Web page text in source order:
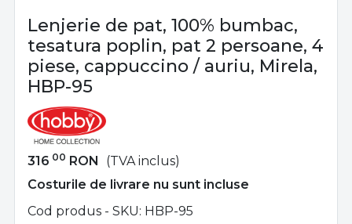
Lenjerie de pat, 100% bumbac,
tesatura poplin, pat 2 persoane, 4
piese, cappuccino / auriu, Mirela,
HBP-95
316 00 RON
(TVA inclus)
Costurile de livrare nu sunt incluse
Cod produs - SKU HBP-95